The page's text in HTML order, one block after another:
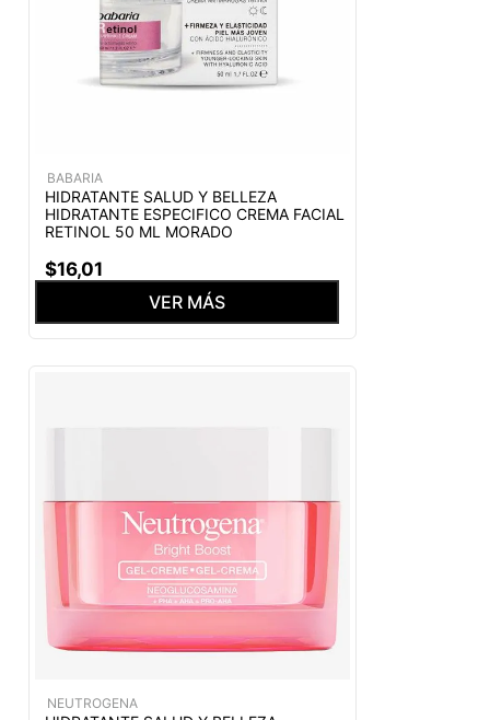
BABARIA
HIDRATANTE SALUD Y BELLEZA
HIDRATANTE ESPECIFICO CREMA FACIAL
RETINOL 50 ML MORADO
$16,01
VER MÁS
NEUTROGENA